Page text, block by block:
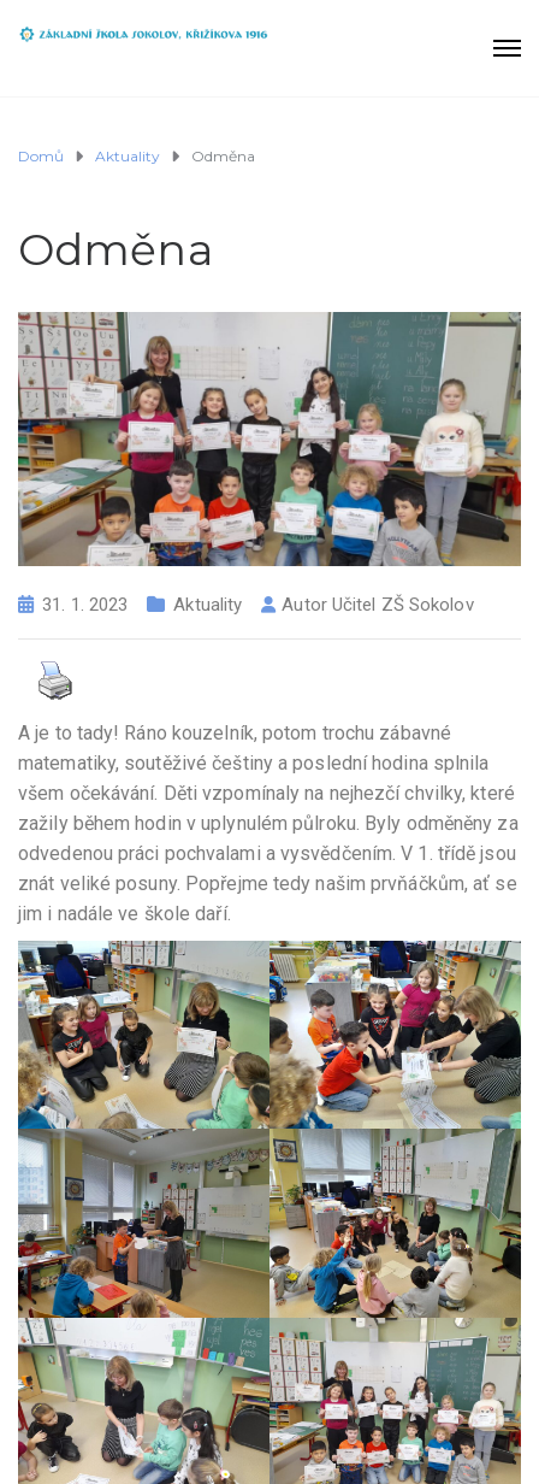
Domů Aktuality Odměna
Odměna
31. 1. 2023 Aktuality Autor Učitel ZŠ Sokolov
A je to tady! Ráno kouzelník, potom trochu zábavné
matematiky, soutěživé češtiny a poslední hodina splnila
všem očekávání. Děti vzpomínaly na nejhezčí chvilky, které
zažily během hodin v uplynulém půlroku. Byly odměněny za
odvedenou práci pochvalami a vysvědčením. V 1. třídě jsou
znát veliké posuny. Popřejme tedy našim prvňáčkům, ať se
jim i nadále ve škole daří.